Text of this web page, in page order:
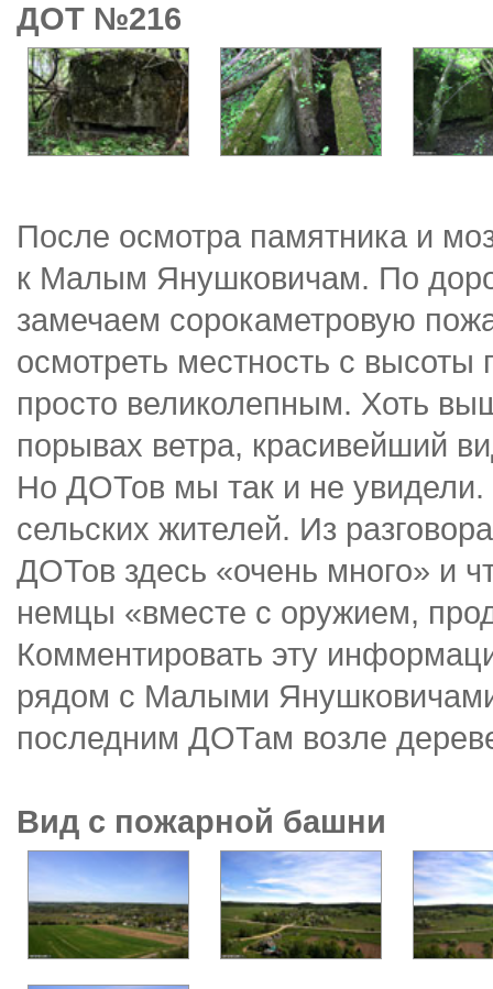
ДОТ №216
После осмотра памятника и
к Малым Янушковичам. По
замечаем сорокаметровую
осмотреть местность с высоты
просто великолепным. Хоть
порывах ветра, красивейший
Но ДОТов мы так и не
сельских жителей. Из
ДОТов здесь «очень много» и
немцы «вместе с оружием,
Комментировать эту
рядом с Малыми
последним ДОТам возле
Вид с пожарной башни